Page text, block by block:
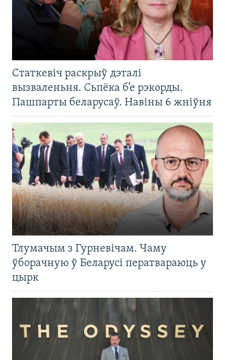
Статкевіч раскрыў дэталі
вызваленьня. Сьпёка б’е рэкорды.
Пашпарты беларусаў. Навіны 6 жніўня
Тлумачым з Гурневічам. Чаму
ўборачную ў Беларусі ператвараюць у
цырк